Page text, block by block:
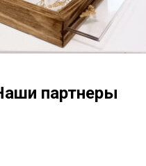
партнеры